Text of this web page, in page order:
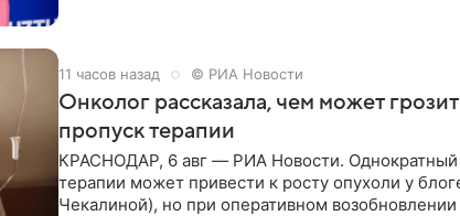
11 часов назад © РИА Новости
Онколог рассказала, чем может
пропуск терапии
КРАСНОДАР, 6 авг — РИА Новости. Однократный
терапии может привести к росту опухоли у
Чекалиной), но при оперативном